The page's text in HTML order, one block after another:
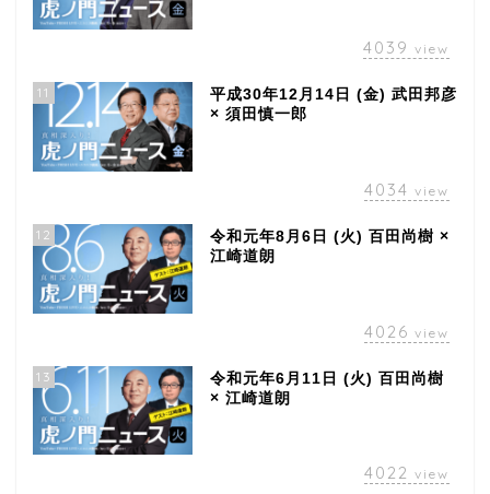
4039 view
11
平成30年12月14日 (金) 武田邦彦
× 須田慎一郎
4034 view
12
令和元年8月6日 (火) 百田尚樹 ×
江崎道朗
4026 view
13
令和元年6月11日 (火) 百田尚樹
× 江崎道朗
4022 view